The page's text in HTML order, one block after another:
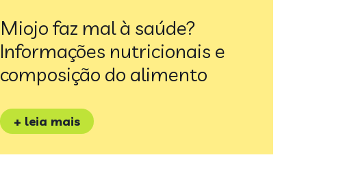
Miojo faz mal à saúde?
Informações nutricionais e
composição do alimento
+ leia mais